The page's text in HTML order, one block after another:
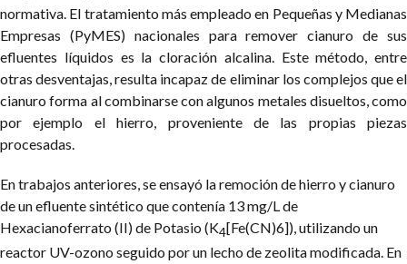
normativa. El tratamiento más empleado en Pequeñas y Medianas
Empresas (PyMES) nacionales para remover cianuro de sus
efluentes líquidos es la cloración alcalina. Este método, entre
otras desventajas, resulta incapaz de eliminar los complejos que el
cianuro forma al combinarse con algunos metales disueltos, como
por ejemplo el hierro, proveniente de las propias piezas
procesadas.
En trabajos anteriores, se ensayó la remoción de hierro y cianuro
de un efluente sintético que contenía 13 mg/L de
Hexacianoferrato (II) de Potasio (K4[Fe(CN)6]), utilizando un
reactor UV-ozono seguido por un lecho de zeolita modificada. En